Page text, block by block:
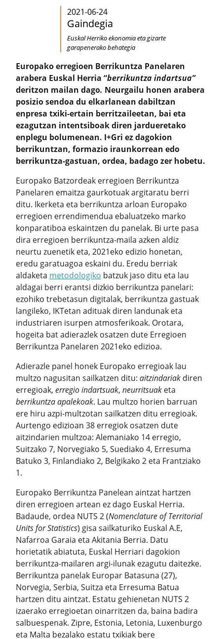
2021-06-24
Gaindegia
Euskal Herriko ekonomia eta gizarte
garapenerako behategia
Europako erregioen Berrikuntza Panelaren
arabera Euskal Herria “berrikuntza indartsua”
deritzon mailan dago. Neurgailu honen arabera
posizio sendoa du elkarlanean dabiltzan
enpresa txiki-ertain berritzaileetan, bai eta
ezagutzan intentsiboak diren jardueretako
enplegu bolumenean. I+Gri ez dagokion
berrikuntzan, formazio iraunkorrean edo
berrikuntza-gastuan, ordea, badago zer hobetu.
Europako Batzordeak erregioen Berrikuntza
Panelaren emaitza gaurkotuak argitaratu berri
ditu. Ikerketa eta berrikuntza arloan Europako
erregioen errendimendua ebaluatzeko marko
konparatiboa eskaintzen du panelak. Bi urte pasa
dira erregioen berrikuntza-maila azken aldiz
neurtu zuenetik eta, 2021eko edizio honetan,
eredu garatuagoa eskaini du. Eredu berriak
aldaketa metodologiko batzuk jaso ditu eta lau
aldagai berri erantsi dizkio berrikuntza panelari:
ezohiko trebetasun digitalak, berrikuntza gastuak
langileko, IKTetan adituak diren landunak eta
industriaren isurpen atmosferikoak. Orotara,
hogeita bat adierazlek osatzen dute Erregioen
Berrikuntza Panelaren 2021eko edizioa.
Adierazle panel honek Europako erregioak lau
multzo nagusitan sailkatzen ditu: aitzindariak diren
erregioak, erregio indartsuak, neurritsuak eta
berrikuntza apalekoak. Lau multzo horien barruan
ere hiru azpi-multzotan sailkatzen ditu erregioak.
Aurtengo edizioan 38 erregiok osatzen dute
aitzindarien multzoa: Alemaniako 14 erregio,
Suitzako 7, Norvegiako 5, Suediako 4, Erresuma
Batuko 3, Finlandiako 2, Belgikako 2 eta Frantziako
1.
Europako Berrikuntza Panelean aintzat hartzen
diren erregioen artean ez dago Euskal Herria.
Badaude, ordea NUTS 2 (Nomenclature of Territorial
Units for Statistics) gisa sailkaturiko Euskal A.E,
Nafarroa Garaia eta Akitania Berria. Datu
horietatik abiatuta, Euskal Herriari dagokion
berrikuntza-mailaren argi-ilunak ezagutu daitezke.
Berrikuntza panelak Europar Batasuna (27),
Norvegia, Serbia, Suitza eta Erresuma Batua
hartzen ditu aintzat. Estatu gehienetan NUTS 2
izaerako erregioetan oinarritzen da, baina badira
salbuespenak. Zipre, Estonia, Letonia, Luxenburgo
eta Malta bezalako estatu txikiak bere